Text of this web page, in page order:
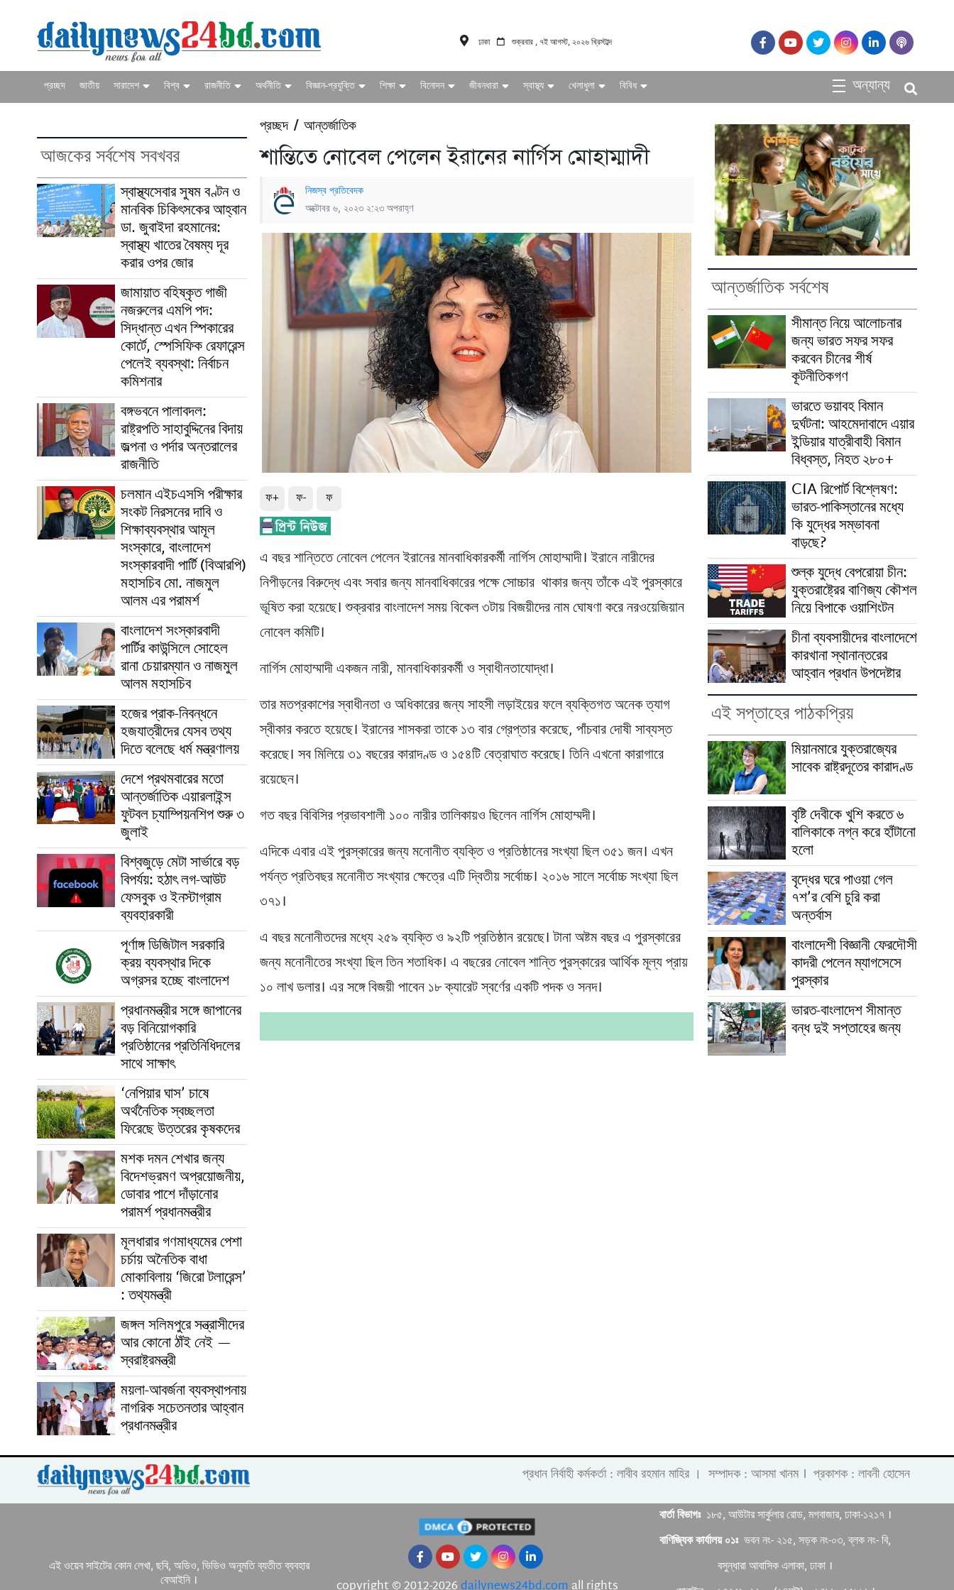
ঢাকা শুক্রবার , ৭ই আগস্ট, ২০২৬ খ্রিস্টাব্দ
প্রচ্ছদ জাতীয় সারাদেশ বিশ্ব রাজনীতি অর্থনীতি বিজ্ঞান-প্রযুক্তি শিক্ষা বিনোদন জীবনধারা স্বাস্থ্য খেলাধুলা বিবিধ অন্যান্য
আজকের সর্বশেষ সবখবর
স্বাস্থ্যসেবার সুষম বণ্টন ও
মানবিক চিকিৎসকের আহ্বান
ডা. জুবাইদা রহমানের:
স্বাস্থ্য খাতের বৈষম্য দূর
করার ওপর জোর
জামায়াত বহিষ্কৃত গাজী
নজরুলের এমপি পদ:
সিদ্ধান্ত এখন স্পিকারের
কোর্টে, স্পেসিফিক রেফারেন্স
পেলেই ব্যবস্থা: নির্বাচন
কমিশনার
বঙ্গভবনে পালাবদল:
রাষ্ট্রপতি সাহাবুদ্দিনের বিদায়
জল্পনা ও পর্দার অন্তরালের
রাজনীতি
চলমান এইচএসসি পরীক্ষার
সংকট নিরসনের দাবি ও
শিক্ষাব্যবস্থার আমূল
সংস্কারে, বাংলাদেশ
সংস্কারবাদী পার্টি (বিআরপি)
মহাসচিব মো. নাজমুল
আলম এর পরামর্শ
বাংলাদেশ সংস্কারবাদী
পার্টির কাউন্সিলে সোহেল
রানা চেয়ারম্যান ও নাজমুল
আলম মহাসচিব
হজের প্রাক-নিবন্ধনে
হজযাত্রীদের যেসব তথ্য
দিতে বলেছে ধর্ম মন্ত্রণালয়
দেশে প্রথমবারের মতো
আন্তর্জাতিক এয়ারলাইন্স
ফুটবল চ্যাম্পিয়নশিপ শুরু ৩
জুলাই
বিশ্বজুড়ে মেটা সার্ভারে বড়
বিপর্যয়: হঠাৎ লগ-আউট
ফেসবুক ও ইনস্টাগ্রাম
ব্যবহারকারী
পূর্ণাঙ্গ ডিজিটাল সরকারি
ক্রয় ব্যবস্থার দিকে
অগ্রসর হচ্ছে বাংলাদেশ
প্রধানমন্ত্রীর সঙ্গে জাপানের
বড় বিনিয়োগকারি
প্রতিষ্ঠানের প্রতিনিধিদলের
সাথে সাক্ষাৎ
‘নেপিয়ার ঘাস’ চাষে
অর্থনৈতিক স্বচ্ছলতা
ফিরেছে উত্তরের কৃষকদের
মশক দমন শেখার জন্য
বিদেশভ্রমণ অপ্রয়োজনীয়,
ডোবার পাশে দাঁড়ানোর
পরামর্শ প্রধানমন্ত্রীর
মূলধারার গণমাধ্যমের পেশা
চর্চায় অনৈতিক বাধা
মোকাবিলায় ‘জিরো টলারেন্স’
: তথ্যমন্ত্রী
জঙ্গল সলিমপুরে সন্ত্রাসীদের
আর কোনো ঠাঁই নেই —
স্বরাষ্ট্রমন্ত্রী
ময়লা-আবর্জনা ব্যবস্থাপনায়
নাগরিক সচেতনতার আহ্বান
প্রধানমন্ত্রীর
প্রচ্ছদ/আন্তর্জাতিক
শান্তিতে নোবেল পেলেন ইরানের নার্গিস মোহাম্মাদী
নিজস্ব প্রতিবেদক
অক্টোবর ৬, ২০২৩ ২:২৩ অপরাহ্ণ
ফ+ ফ- ফ
এ বছর শান্তিতে নোবেল পেলেন ইরানের মানবাধিকারকর্মী নার্গিস মোহাম্মাদী। ইরানে নারীদের
নিপীড়নের বিরুদ্ধে এবং সবার জন্য মানবাধিকারের পক্ষে সোচ্চার থাকার জন্য তাঁকে এই পুরস্কারে
ভূষিত করা হয়েছে। শুক্রবার বাংলাদেশ সময় বিকেল ৩টায় বিজয়ীদের নাম ঘোষণা করে নরওয়েজিয়ান
নোবেল কমিটি।
নার্গিস মোহাম্মাদী একজন নারী, মানবাধিকারকর্মী ও স্বাধীনতাযোদ্ধা।
তার মতপ্রকাশের স্বাধীনতা ও অধিকারের জন্য সাহসী লড়াইয়ের ফলে ব্যক্তিগত অনেক ত্যাগ
স্বীকার করতে হয়েছে। ইরানের শাসকরা তাকে ১৩ বার গ্রেপ্তার করেছে, পাঁচবার দোষী সাব্যস্ত
করেছে। সব মিলিয়ে ৩১ বছরের কারাদণ্ড ও ১৫৪টি বেত্রাঘাত করেছে। তিনি এখনো কারাগারে
রয়েছেন।
গত বছর বিবিসির প্রভাবশালী ১০০ নারীর তালিকায়ও ছিলেন নার্গিস মোহাম্মদী।
এদিকে এবার এই পুরস্কারের জন্য মনোনীত ব্যক্তি ও প্রতিষ্ঠানের সংখ্যা ছিল ৩৫১ জন। এখন
পর্যন্ত প্রতিবছর মনোনীত সংখ্যার ক্ষেত্রে এটি দ্বিতীয় সর্বোচ্চ। ২০১৬ সালে সর্বোচ্চ সংখ্যা ছিল
৩৭১।
এ বছর মনোনীতদের মধ্যে ২৫৯ ব্যক্তি ও ৯২টি প্রতিষ্ঠান রয়েছে। টানা অষ্টম বছর এ পুরস্কারের
জন্য মনোনীতের সংখ্যা ছিল তিন শতাধিক। এ বছরের নোবেল শান্তি পুরস্কারের আর্থিক মূল্য প্রায়
১০ লাখ ডলার। এর সঙ্গে বিজয়ী পাবেন ১৮ ক্যারেট স্বর্ণের একটি পদক ও সনদ।
আন্তর্জাতিক সর্বশেষ
সীমান্ত নিয়ে আলোচনার
জন্য ভারত সফর সফর
করবেন চীনের শীর্ষ
কূটনীতিকগণ
ভারতে ভয়াবহ বিমান
দুর্ঘটনা: আহমেদাবাদে এয়ার
ইন্ডিয়ার যাত্রীবাহী বিমান
বিধ্বস্ত, নিহত ২৮০+
CIA রিপোর্ট বিশ্লেষণ:
ভারত-পাকিস্তানের মধ্যে
কি যুদ্ধের সম্ভাবনা
বাড়ছে?
শুল্ক যুদ্ধে বেপরোয়া চীন:
যুক্তরাষ্ট্রের বাণিজ্য কৌশল
নিয়ে বিপাকে ওয়াশিংটন
চীনা ব্যবসায়ীদের বাংলাদেশে
কারখানা স্থানান্তরের
আহ্বান প্রধান উপদেষ্টার
এই সপ্তাহের পাঠকপ্রিয়
মিয়ানমারে যুক্তরাজ্যের
সাবেক রাষ্ট্রদূতের কারাদণ্ড
বৃষ্টি দেবীকে খুশি করতে ৬
বালিকাকে নগ্ন করে হাঁটানো
হলো
বৃদ্ধের ঘরে পাওয়া গেল
৭শ’র বেশি চুরি করা
অন্তর্বাস
বাংলাদেশী বিজ্ঞানী ফেরদৌসী
কাদরী পেলেন ম্যাগসেসে
পুরস্কার
ভারত-বাংলাদেশ সীমান্ত
বন্ধ দুই সপ্তাহের জন্য
প্রধান নির্বাহী কর্মকর্তা : লাবীব রহমান মাহির । সম্পাদক : আসমা খানম । প্রকাশক : লাবনী হোসেন
এই ওয়েব সাইটের কোন লেখা, ছবি, অডিও, ভিডিও অনুমতি ব্যতীত ব্যবহার
বেআইনি ।
বার্তা বিভাগঃ১৮৫, আউটার সার্কুলার রোড, মগবাজার, ঢাকা-১২১৭ ।
বাণিজ্যিক কার্যালয় ০১ঃভবন নং- ২১৫, সড়ক নং-০৩, ব্লক নং- বি,
বসুন্ধারা আবাসিক এলাকা, ঢাকা ।